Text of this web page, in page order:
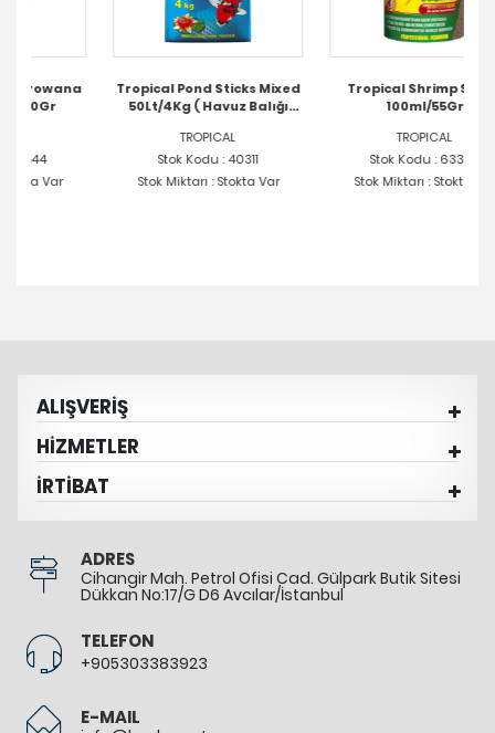
Tropical Pond Sticks Mixed
50Lt/4Kg ( Havuz Balığı
Stok Kodu : 40311
Stok Miktarı : Stokta Var
Tropical Shrimp Sticks
100ml/55Gr
Stok Kodu : 63363
Stok Miktarı : Stokta Var
ALIŞVERİŞ
HİZMETLER
İRTİBAT
ADRES
Cihangir Mah. Petrol Ofisi Cad. Gülpark Butik Sitesi
Dükkan No:17/G D6 Avcılar/İstanbul
TELEFON
+905303383923
E-MAIL